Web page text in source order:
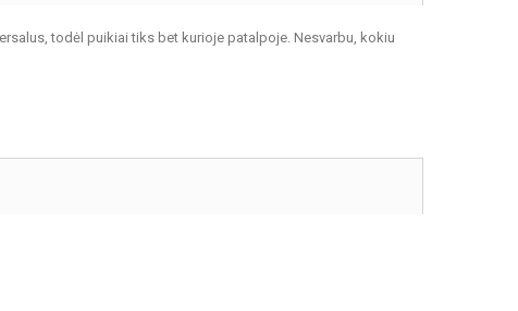
todėl puikiai tiks bet kurioje patalpoje. Nesvarbu, kokiu